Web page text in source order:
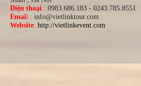
Điện thoại : 0983.686.183 - 0243.785.8551
Email : info@vietlinktour.com
Website: http://vietlinkevent.com